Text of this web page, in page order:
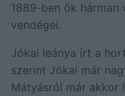
1889-ben ők hárman
vendégei.
Jókai leánya írt a
szerint Jókai már
Mátyásról már akkor